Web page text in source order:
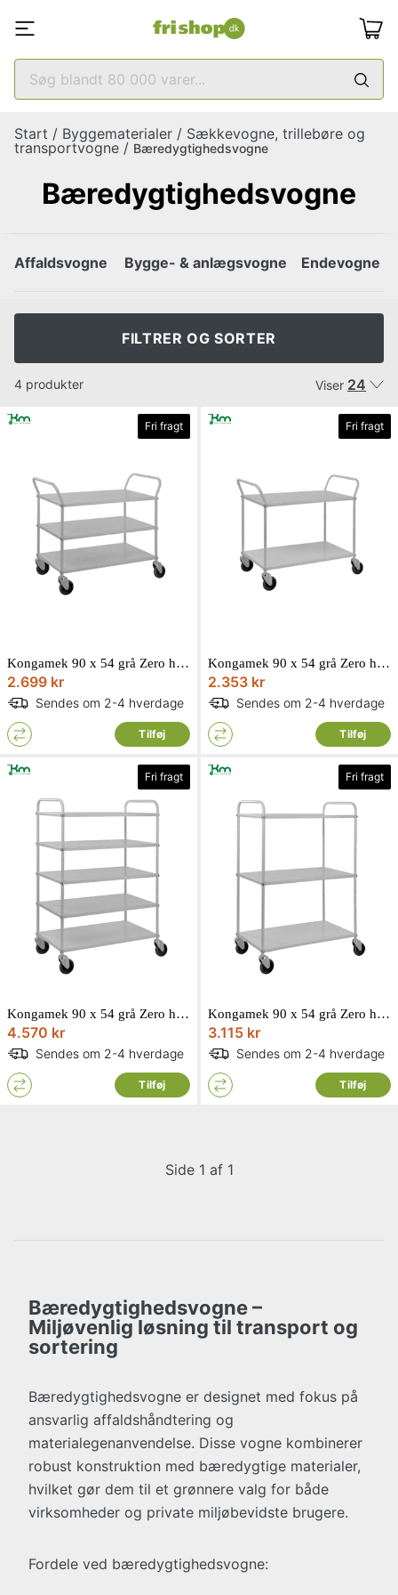
Start / Byggematerialer / Sækkevogne, trillebøre og
transportvogne / Bæredygtighedsvogne
Bæredygtighedsvogne
Affaldsvogne Bygge- & anlægsvogne Endevogne
FILTRER OG SORTER
4 produkter Viser 24
Fri fragt
Kongamek 90 x 54 grå Zero høj vogn i plademetal KM4148-ZERO
2.699 kr
Sendes om 2-4 hverdage
Tilføj
Fri fragt
Kongamek 90 x 54 grå Zero høj vogn i plademetal KM4147-ZERO
2.353 kr
Sendes om 2-4 hverdage
Tilføj
Fri fragt
Kongamek 90 x 54 grå Zero høj vogn i plademetal KM4124-ZERO
4.570 kr
Sendes om 2-4 hverdage
Tilføj
Fri fragt
Kongamek 90 x 54 grå Zero høj vogn i plademetal KM4123-ZERO
3.115 kr
Sendes om 2-4 hverdage
Tilføj
Side 1 af 1
Bæredygtighedsvogne –
Miljøvenlig løsning til transport og
sortering
Bæredygtighedsvogne er designet med fokus på
ansvarlig affaldshåndtering og
materialegenanvendelse. Disse vogne kombinerer
robust konstruktion med bæredygtige materialer,
hvilket gør dem til et grønnere valg for både
virksomheder og private miljøbevidste brugere.
Fordele ved bæredygtighedsvogne: